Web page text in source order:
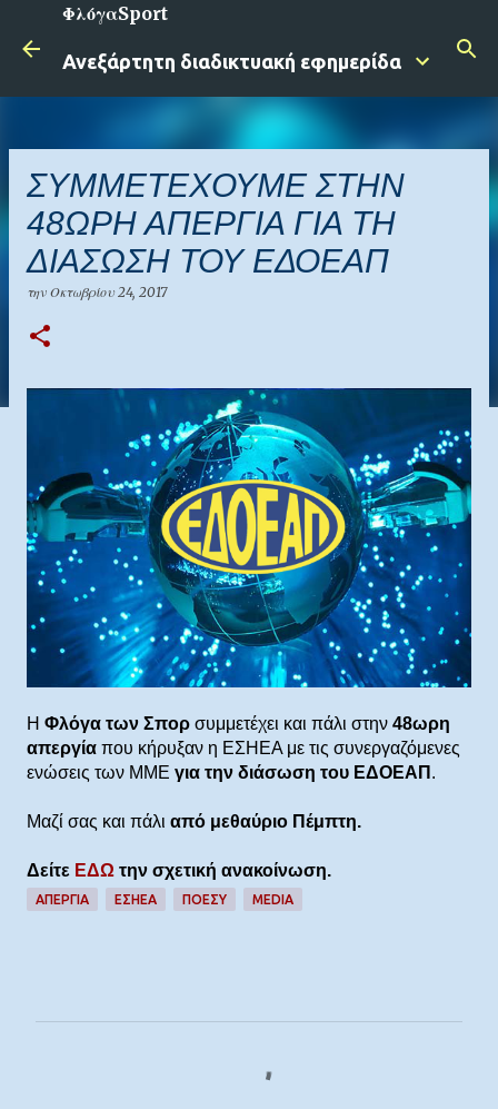
Μετάβαση στο κύριο περιεχόμενο
ΦλόγαSport
Ανεξάρτητη διαδικτυακή εφημερίδα
ΣΥΜΜΕΤΕΧΟΥΜΕ ΣΤΗΝ
48ΩΡΗ ΑΠΕΡΓΙΑ ΓΙΑ ΤH
ΔΙΑΣΩΣΗ ΤΟΥ ΕΔΟΕΑΠ
την Οκτωβρίου 24, 2017
Η Φλόγα των Σπορ συμμετέχει και πάλι στην 48ωρη
απεργία που κήρυξαν η ΕΣΗΕΑ με τις συνεργαζόμενες
ενώσεις των ΜΜΕ για την διάσωση του ΕΔΟΕΑΠ .
Μαζί σας και πάλι από μεθαύριο Πέμπτη.
Δείτε ΕΔΩ την σχετική ανακοίνωση.
ΑΠΕΡΓΙΑ ΕΣΗΕΑ ΠΟΕΣΥ MEDIA